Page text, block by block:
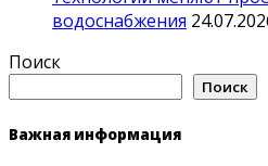
водоснабжения
Поиск
Поиск
Важная информация